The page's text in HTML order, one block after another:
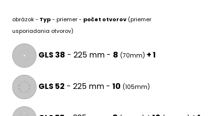
obrázok - Typ- priemer - počet otvorov (priemer
usporiadania otvorov)
GLS 38 - 225 mm - 8 (70mm) + 1
GLS 52 - 225 mm - 10 (105mm)